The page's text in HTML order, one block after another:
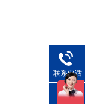
联系电话